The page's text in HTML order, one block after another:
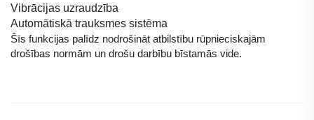
Vibrācijas uzraudzība
Automātiskā trauksmes sistēma
Šīs funkcijas palīdz nodrošināt atbilstību rūpnieciskajām
drošības normām un drošu darbību bīstamās vide.